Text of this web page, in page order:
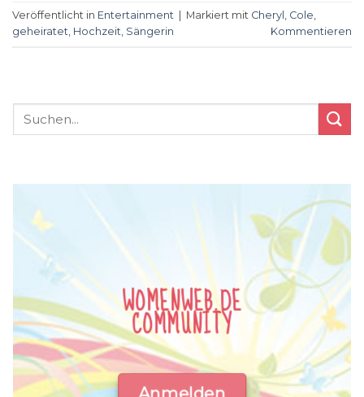
Veröffentlicht in Entertainment Markiert mit Cheryl Cole
geheiratet Hochzeit Sängerin Kommentieren
WOMENWEB.DE
COMMUNITY